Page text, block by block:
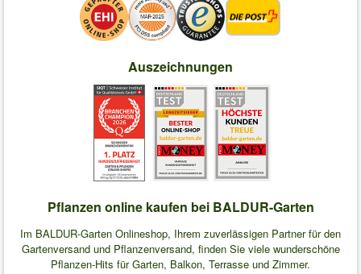
Auszeichnungen
Pflanzen online kaufen bei BALDUR-Garten
Im BALDUR-Garten Onlineshop, Ihrem zuverlässigen Partner für den
Gartenversand und Pflanzenversand, finden Sie viele wunderschöne
Pflanzen-Hits für Garten, Balkon, Terrasse und Zimmer.